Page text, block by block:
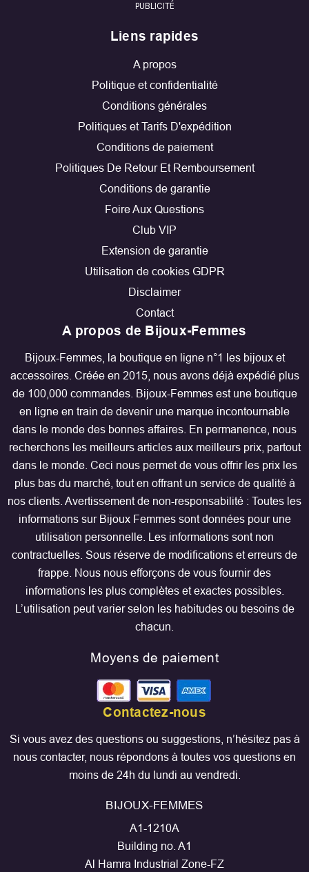
PUBLICITÉ
Liens rapides
A propos
Politique et confidentialité
Conditions générales
Politiques et Tarifs D'expédition
Conditions de paiement
Politiques De Retour Et Remboursement
Conditions de garantie
Foire Aux Questions
Club VIP
Extension de garantie
Utilisation de cookies GDPR
Disclaimer
Contact
A propos de Bijoux-Femmes
Bijoux-Femmes, la boutique en ligne n°1 les bijoux et
accessoires. Créée en 2015, nous avons déjà expédié plus
de 100,000 commandes. Bijoux-Femmes est une boutique
en ligne en train de devenir une marque incontournable
dans le monde des bonnes affaires. En permanence, nous
recherchons les meilleurs articles aux meilleurs prix, partout
dans le monde. Ceci nous permet de vous offrir les prix les
plus bas du marché, tout en offrant un service de qualité à
nos clients. Avertissement de non-responsabilité : Toutes les
informations sur Bijoux Femmes sont données pour une
utilisation personnelle. Les informations sont non
contractuelles. Sous réserve de modifications et erreurs de
frappe. Nous nous efforçons de vous fournir des
informations les plus complètes et exactes possibles.
L’utilisation peut varier selon les habitudes ou besoins de
chacun.
Moyens de paiement
Contactez-nous
Si vous avez des questions ou suggestions, n’hésitez pas à
nous contacter, nous répondons à toutes vos questions en
moins de 24h du lundi au vendredi.
BIJOUX-FEMMES
A1-1210A
Building no. A1
Al Hamra Industrial Zone-FZ